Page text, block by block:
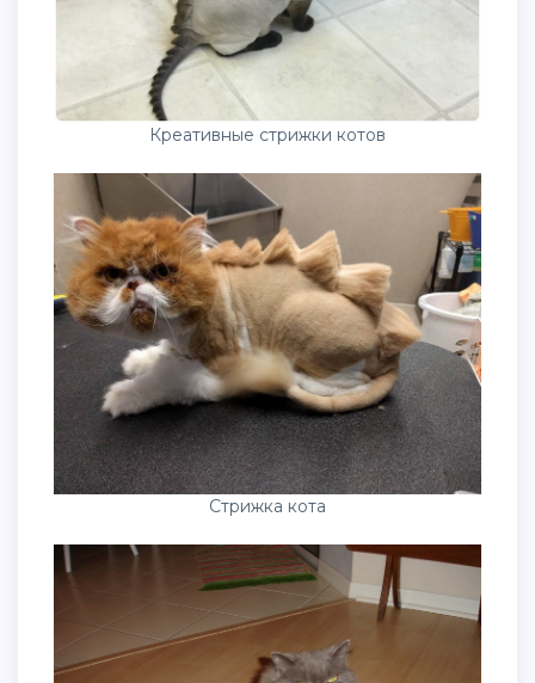
Креативные стрижки котов
Стрижка кота